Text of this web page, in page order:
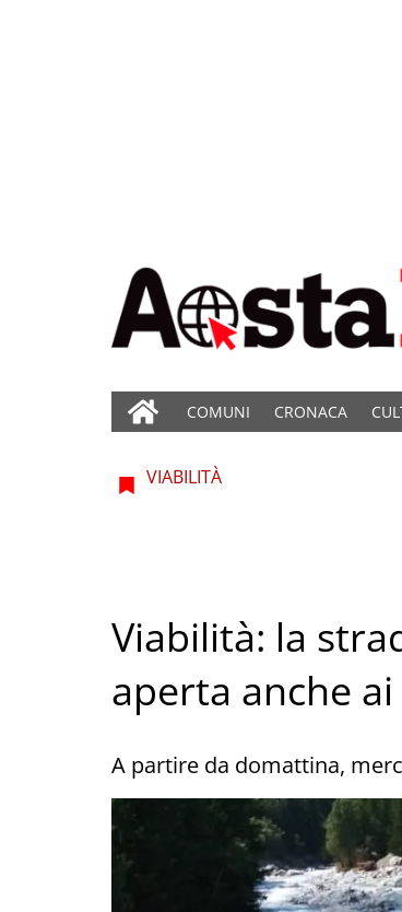
COMUNI CRONACA
VIABILITÀ
Viabilità: la
aperta anche
A partire da domattina,